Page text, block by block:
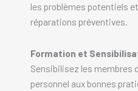
les problèmes potentiels
réparations préventives.
Formation et
Sensibilisez les membres
personnel aux bonnes